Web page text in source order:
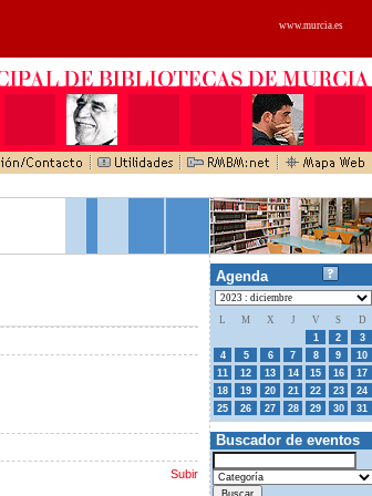
www.murcia.es
Subir
Agenda
L M X J V S
D
1 2
3
4
5 6 7 8 9
10
11
12 13 14 15 16
17
18
19 20 21 22 23
24
25
26 27 28 29 30 31
Buscador de eventos